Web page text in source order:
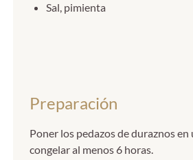
Sal, pimienta
Preparación
Poner los pedazos de duraznos en
congelar al menos 6 horas.